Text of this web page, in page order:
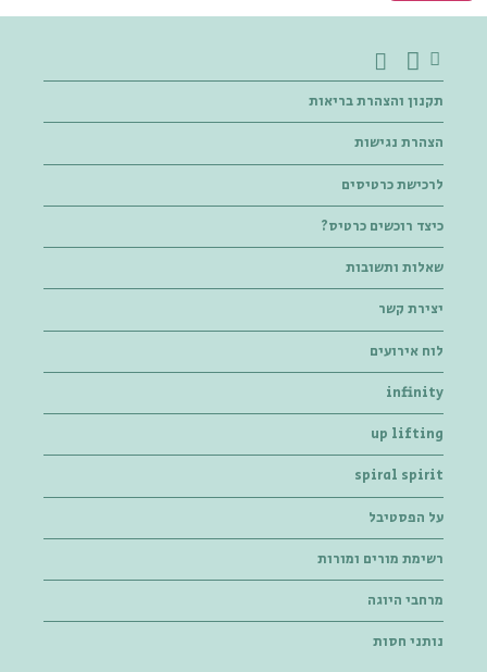
תקנון והצהרת בריאות
הצהרת נגישות
לרכישת כרטיסים
כיצד רוכשים כרטיס?
שאלות ותשובות
יצירת קשר
לוח אירועים
infinity
up lifting
spiral spirit
על הפסטיבל
רשימת מורים ומורות
מרחבי היוגה
נותני חסות